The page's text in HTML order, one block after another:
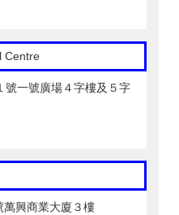
Centre
號一號廣場４字樓及５字
萬興商業大廈３樓